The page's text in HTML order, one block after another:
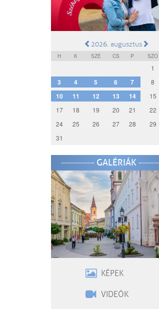
2026. augusztus
H K SZE CS P SZO
1
3 4 5 6 7 8
10 11 12 13 14 15
17
18 19 20 21 22
24
25 26 27 28 29
31
GALÉRIÁK
KÉPEK
VIDEÓK